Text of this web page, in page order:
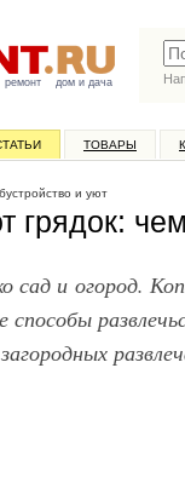
ремонт дом и дача
ТОВАРЫ
и уют
грядок:
сад и огород.
способы